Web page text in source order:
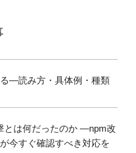
―読み方・具体例・種類
とは何だったのか ―npm改
今すぐ確認すべき対応を